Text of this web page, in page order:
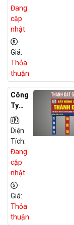
Đất
Dự
Án
Tại
Tiền
Gian
G
Đang
cập
nhật
Giá:
Thỏa
thuận
Công
Ty
Môi
Giới
BĐS
Đất
Dự
Án
Tại
Bình
Thuậ
N
Diện
Tích:
Đang
cập
nhật
Giá:
Thỏa
thuận